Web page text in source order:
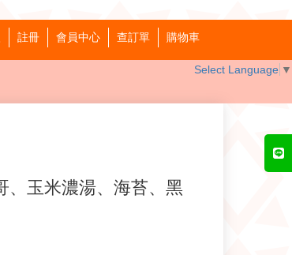
Select Language ▼
註冊 會員中心 查訂單 購物車
、玉米濃湯、海苔、黑